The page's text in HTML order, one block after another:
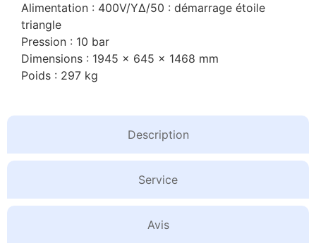
Description
Service
Avis
Alimentation : 400V/YΔ/50 : démarrage étoile
triangle
Pression : 10 bar
Dimensions : 1945 x 645 x 1468 mm
Poids : 297 kg